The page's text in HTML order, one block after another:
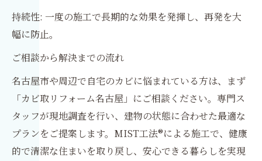
持続性: 一度の施工で長期的な効果を発揮し、再発を大
幅に防止。
ご相談から解決までの流れ
名古屋市や周辺で自宅のカビに悩まれている方は、まず
「カビ取リフォーム名古屋」にご相談ください。専門ス
タッフが現地調査を行い、建物の状態に合わせた最適な
プランをご提案します。MIST工法®による施工で、健康
的で清潔な住まいを取り戻し、安心できる暮らしを実現